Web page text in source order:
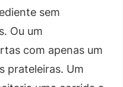
sem
Ou um
com apenas um
prateleiras. Um